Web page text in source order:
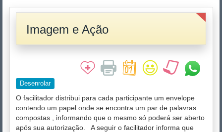
Imagem e Ação
Desenrolar
O facilitador distribui para cada participante um envelope
contendo um papel onde se encontra um par de palavras
compostas , informando que o mesmo só poderá ser aberto
após sua autorização. A seguir o facilitador informa que